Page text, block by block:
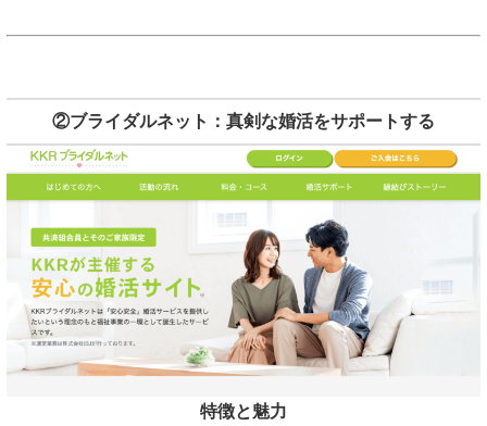
②ブライダルネット：真剣な婚活をサポートする
特徴と魅力